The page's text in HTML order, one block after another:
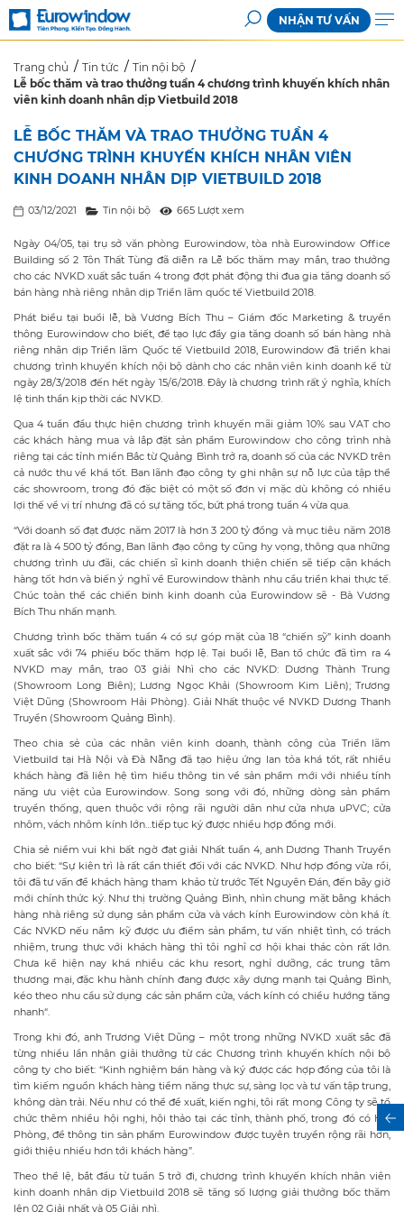
NHẬN TƯ VẤN
Trang chủ Tin tức
Tin nội bộ
Lễ bốc thăm và trao thưởng tuần 4 chương trình khuyến khích nhân
viên kinh doanh nhân dịp Vietbuild 2018
LỄ BỐC THĂM VÀ TRAO THƯỞNG TUẦN 4
CHƯƠNG TRÌNH KHUYẾN KHÍCH NHÂN VIÊN
KINH DOANH NHÂN DỊP VIETBUILD 2018
03/12/2021 Tin nội bộ 665 Lượt xem
Ngày 04/05, tại trụ sở văn phòng Eurowindow, tòa nhà Eurowindow Office
Building số 2 Tôn Thất Tùng đã diễn ra Lễ bốc thăm may mắn, trao thưởng
cho các NVKD xuất sắc tuần 4 trong đợt phát động thi đua gia tăng doanh số
bán hàng nhà riêng nhân dịp Triển lãm quốc tế Vietbuild 2018.
Phát biểu tại buổi lễ, bà Vương Bích Thu – Giám đốc Marketing & truyền
thông Eurowindow cho biết, để tạo lực đẩy gia tăng doanh số bán hàng nhà
riêng nhân dịp Triển lãm Quốc tế Vietbuild 2018, Eurowindow đã triển khai
chương trình khuyến khích nội bộ dành cho các nhân viên kinh doanh kể từ
ngày 28/3/2018 đến hết ngày 15/6/2018. Đây là chương trình rất ý nghĩa, khích
lệ tinh thần kịp thời các NVKD.
Qua 4 tuần đầu thực hiện chương trình khuyến mãi giảm 10% sau VAT cho
các khách hàng mua và lắp đặt sản phẩm Eurowindow cho công trình nhà
riêng tại các tỉnh miền Bắc từ Quảng Bình trở ra, doanh số của các NVKD trên
cả nước thu về khá tốt. Ban lãnh đạo công ty ghi nhận sự nỗ lực của tập thể
các showroom, trong đó đặc biệt có một số đơn vị mặc dù không có nhiều
lợi thế về vị trí nhưng đã có sự tăng tốc, bứt phá trong tuần 4 vừa qua.
“Với doanh số đạt được năm 2017 là hơn 3 200 tỷ đồng và mục tiêu năm 2018
đặt ra là 4 500 tỷ đồng, Ban lãnh đạo công ty cũng hy vọng, thông qua những
chương trình ưu đãi, các chiến sĩ kinh doanh thiện chiến sẽ tiếp cận khách
hàng tốt hơn và biến ý nghĩ về Eurowindow thành nhu cầu triển khai thực tế.
Chúc toàn thể các chiến binh kinh doanh của Eurowindow sẽ - Bà Vương
Bích Thu nhấn mạnh.
Chương trình bốc thăm tuần 4 có sự góp mặt của 18 “chiến sỹ” kinh doanh
xuất sắc với 74 phiếu bốc thăm hợp lệ. Tại buổi lễ, Ban tổ chức đã tìm ra 4
NVKD may mắn, trao 03 giải Nhì cho các NVKD: Dương Thành Trung
(Showroom Long Biên); Lương Ngọc Khải (Showroom Kim Liên); Trương
Việt Dũng (Showroom Hải Phòng). Giải Nhất thuộc về NVKD Dương Thanh
Truyền (Showroom Quảng Bình).
Theo chia sẻ của các nhân viên kinh doanh, thành công của Triển lãm
Vietbuild tại Hà Nội và Đà Nẵng đã tạo hiệu ứng lan tỏa khá tốt, rất nhiều
khách hàng đã liên hệ tìm hiểu thông tin về sản phẩm mới với nhiều tính
năng ưu việt của Eurowindow. Song song với đó, những dòng sản phẩm
truyền thống, quen thuộc với rộng rãi người dân như cửa nhựa uPVC; cửa
nhôm, vách nhôm kính lớn…tiếp tục ký được nhiều hợp đồng mới.
Chia sẻ niềm vui khi bất ngờ đạt giải Nhất tuần 4, anh Dương Thanh Truyền
cho biết: “Sự kiên trì là rất cần thiết đối với các NVKD. Như hợp đồng vừa rồi,
tôi đã tư vấn để khách hàng tham khảo từ trước Tết Nguyên Đán, đến bây giờ
mới chính thức ký. Như thị trường Quảng Bình, nhìn chung mặt bằng khách
hàng nhà riêng sử dụng sản phẩm cửa và vách kính Eurowindow còn khá ít.
Các NVKD nếu nắm kỹ được ưu điểm sản phẩm, tư vấn nhiệt tình, có trách
nhiệm, trung thực với khách hàng thì tôi nghĩ cơ hội khai thác còn rất lớn.
Chưa kể hiện nay khá nhiều các khu resort, nghỉ dưỡng, các trung tâm
thương mại, đặc khu hành chính đang được xây dựng mạnh tại Quảng Bình,
kéo theo nhu cầu sử dụng các sản phẩm cửa, vách kính có chiều hướng tăng
nhanh“.
Trong khi đó, anh Trương Việt Dũng – một trong những NVKD xuất sắc đã
từng nhiều lần nhận giải thưởng từ các Chương trình khuyến khích nội bộ
công ty cho biết: “Kinh nghiệm bán hàng và ký được các hợp đồng của tôi là
tìm kiếm nguồn khách hàng tiềm năng thực sự, sàng lọc và tư vấn tập trung,
không dàn trải. Nếu như có thể đề xuất, kiến nghị, tôi rất mong Công ty sẽ tổ
chức thêm nhiều hội nghị, hội thảo tại các tỉnh, thành phố, trong đó có Hải
Phòng, để thông tin sản phẩm Eurowindow được tuyên truyền rộng rãi hơn,
giới thiệu nhiều hơn tới khách hàng”.
Theo thể lệ, bắt đầu từ tuần 5 trở đi, chương trình khuyến khích nhân viên
kinh doanh nhân dịp Vietbuild 2018 sẽ tăng số lượng giải thưởng bốc thăm
lên 02 Giải nhất và 05 Giải nhì.